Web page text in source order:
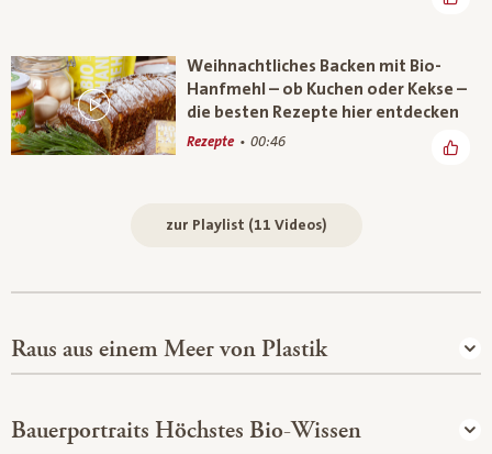
Weihnachtliches Backen mit Bio-
Hanfmehl – ob Kuchen oder Kekse –
die besten Rezepte hier entdecken
Rezepte 00:46
zur Playlist (11 Videos)
Raus aus einem Meer von Plastik
Bauerportraits Höchstes Bio-Wissen